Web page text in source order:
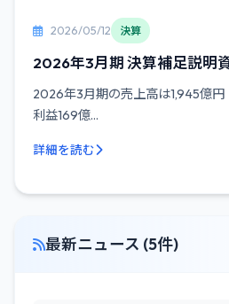
2026/05/12 決算
2026年3月期 決算補足説明
2026年3月期の売上高は1,945億円
利益169億...
詳細を読む
最新ニュース (5件)